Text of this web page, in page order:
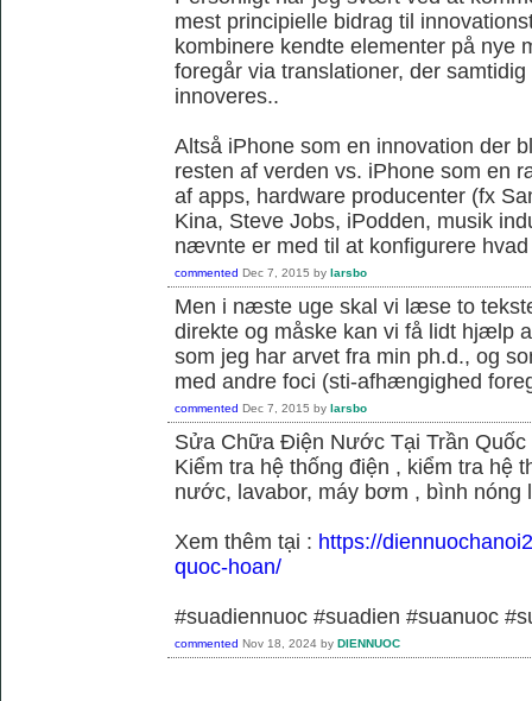
mest principielle bidrag til
kombinere kendte elementer på nye
foregår via translationer, der
innoveres..
Altså iPhone som en innovation der
resten af verden vs. iPhone som en
af apps, hardware producenter (fx
Kina, Steve Jobs, iPodden, musik
nævnte er med til at konfigurere
commented Dec 7, 2015 by larsbo
Men i næste uge skal vi læse to
direkte og måske kan vi få lidt hjælp
som jeg har arvet fra min ph.d., og
med andre foci (sti-afhængighed
commented Dec 7, 2015 by larsbo
Sửa Chữa Điện Nước Tại Trần Quốc
Kiểm tra hệ thống điện , kiểm tra hệ
nước, lavabor, máy bơm , bình nóng
Xem thêm tại : https://
quoc-hoan/
#suadiennuoc #suadien #suanuoc
commented Nov 18, 2024 by DIENNUOC